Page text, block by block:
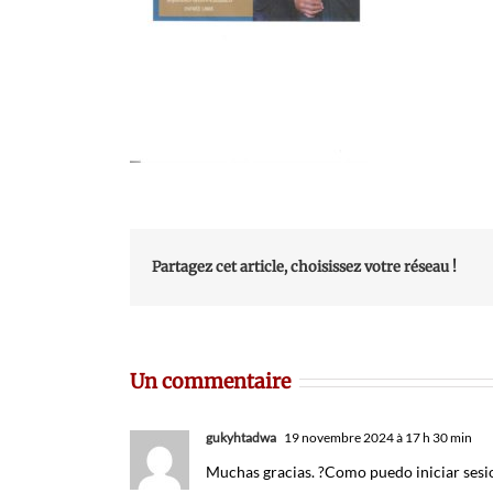
Partagez cet article, choisissez votre réseau !
Un commentaire
gukyhtadwa 19 novembre 2024 à 17 h 30 min
Muchas gracias. ?Como puedo iniciar